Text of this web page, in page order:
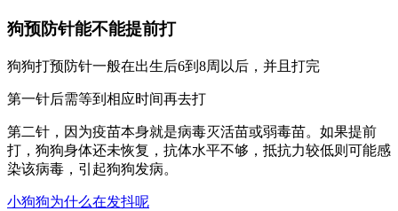
狗预防针能不能提前打
狗狗打预防针一般在出生后6到8周以后，并且打完
第一针后需等到相应时间再去打
第二针，因为疫苗本身就是病毒灭活苗或弱毒苗。如果提前
打，狗狗身体还未恢复，抗体水平不够，抵抗力较低则可能感
染该病毒，引起狗狗发病。
小狗狗为什么在发抖呢